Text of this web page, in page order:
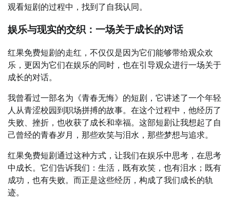
观看短剧的过程中，找到了自我认同。
娱乐与现实的交织：一场关于成长的对话
红果免费短剧的走红，不仅仅是因为它们能够带给观众欢
乐，更因为它们在娱乐的同时，也在引导观众进行一场关于
成长的对话。
我曾看过一部名为《青春无悔》的短剧，它讲述了一个年轻
人从青涩校园到职场拼搏的故事。在这个过程中，他经历了
失败、挫折，也收获了成长和幸福。这部短剧让我想起了自
己曾经的青春岁月，那些欢笑与泪水，那些梦想与追求。
红果免费短剧通过这种方式，让我们在娱乐中思考，在思考
中成长。它们告诉我们：生活，既有欢笑，也有泪水；既有
成功，也有失败。而正是这些经历，构成了我们成长的轨
迹。